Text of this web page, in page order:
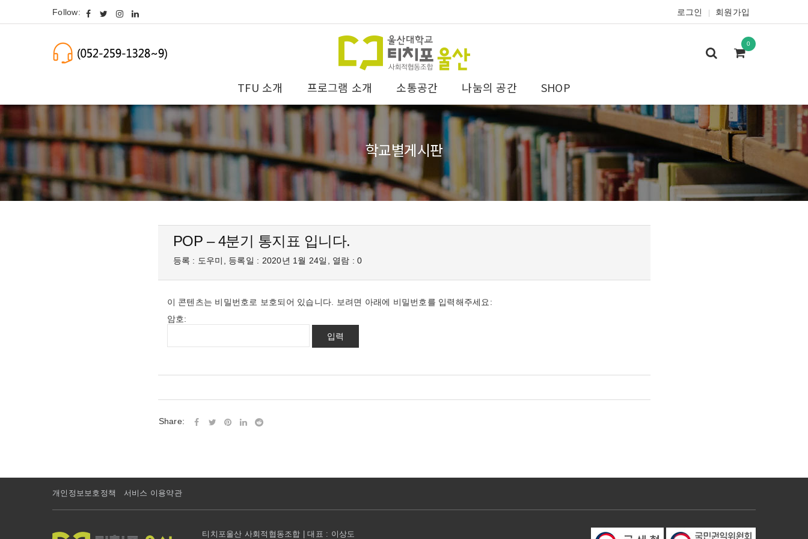
Follow: 로그인 회원가입
0
TFU 소개 프로그램 소개 소통공간 나눔의 공간 SHOP
학교별게시판
POP – 4분기 통지표 입니다.
등록 : 도우미, 등록일 : 2020년 1월 24일, 열람 : 0
이 콘텐츠는 비밀번호로 보호되어 있습니다. 보려면 아래에 비밀번호를 입력해주세요:
암호:
Share:
개인정보보호정책 서비스 이용약관
티치포울산 사회적협동조합 | 대표 : 이상도